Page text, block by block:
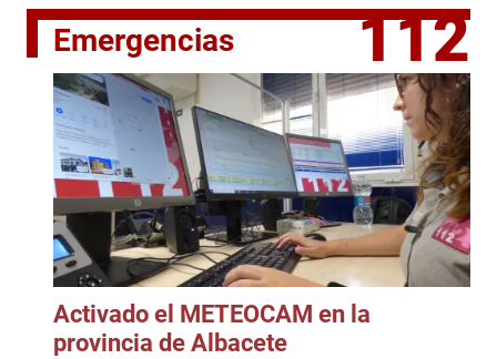
Emergencias 112
Activado el METEOCAM en la
provincia de Albacete